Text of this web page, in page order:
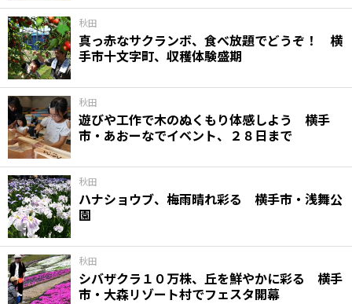
秋田
真っ赤なサクランボ、食べ放題でどうぞ！ 横
手市十文字町、収穫体験盛期
秋田
遊びや工作で木のぬくもり体感しよう 横手
市・あおーなでイベント、２８日まで
秋田
ハナショウブ、梅雨晴れ彩る 横手市・浅舞公
園
秋田
シバザクラ１０万株、丘を鮮やかに彩る 横手
市・大森リゾート村でフェスタ開幕